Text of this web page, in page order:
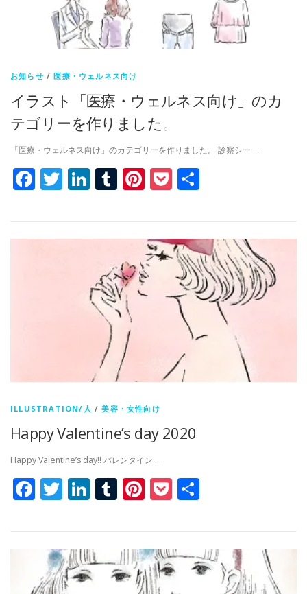
お知らせ /医療・ウェルネス向け
イラスト「医療・ウェルネス向け」のカ
テゴリーを作りました。
「医療・ウェルネス向け」のカテゴリーを作りました。 診察シー …
Facebook
Twitter
LinkedIn
Tumblr
Pinterest
Pocket
ILLUSTRATION/人 /美容・女性向け
Happy Valentine’s day 2020
Happy Valentine’s day!! バレンタイン …
Facebook
Twitter
LinkedIn
Tumblr
Pinterest
Pocket